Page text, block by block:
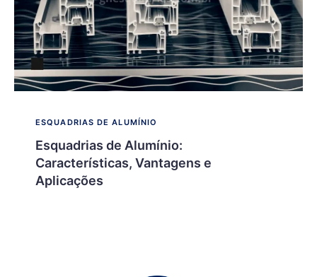
ESQUADRIAS DE ALUMÍNIO
Esquadrias de Alumínio:
Características, Vantagens e
Aplicações